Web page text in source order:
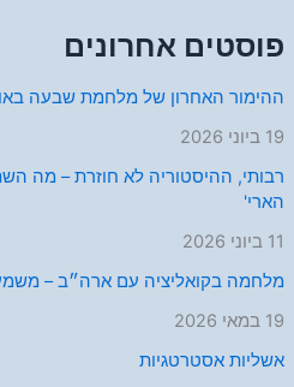
פוסטים אחרונים
ההימור האחרון של מלחמת שבעה
19 ביוני 2026
רבותי, ההיסטוריה לא חוזרת – מה
הארי'
11 ביוני 2026
מלחמה בקואליציה עם ארה״ב –
19 במאי 2026
אשליות אסטרטגיות